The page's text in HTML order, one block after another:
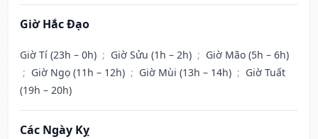
Giờ Hắc Đạo
Giờ Tí (23h – 0h) ; Giờ Sửu (1h – 2h) ; Giờ Mão (5h – 6h)
; Giờ Ngọ (11h – 12h) ; Giờ Mùi (13h – 14h) ; Giờ Tuất
(19h – 20h)
Các Ngày Kỵ